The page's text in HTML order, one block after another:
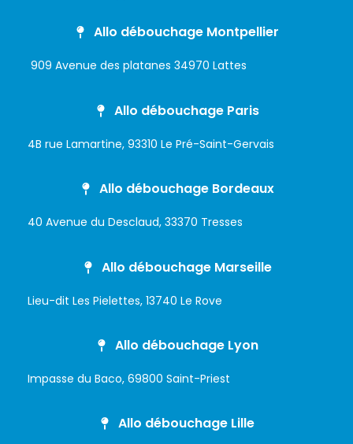
Allo débouchage Montpellier
909 Avenue des platanes 34970 Lattes
Allo débouchage Paris
4B rue Lamartine, 93310 Le Pré-Saint-Gervais
Allo débouchage Bordeaux
40 Avenue du Desclaud, 33370 Tresses
Allo débouchage Marseille
Lieu-dit Les Pielettes, 13740 Le Rove
Allo débouchage Lyon
Impasse du Baco, 69800 Saint-Priest
Allo débouchage Lille